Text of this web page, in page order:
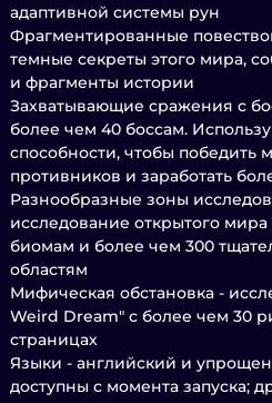
адаптивной системы рун
Фрагментированные
темные секреты этого мира,
и фрагменты истории
Захватывающие сражения с
более чем 40 боссам.
способности, чтобы победить
противников и заработать
Разнообразные зоны
исследование открытого
биомам и более чем 300
областям
Мифическая обстановка -
Weird Dream" с более чем 30
страницах
Языки - английский и
доступны с момента запуска;